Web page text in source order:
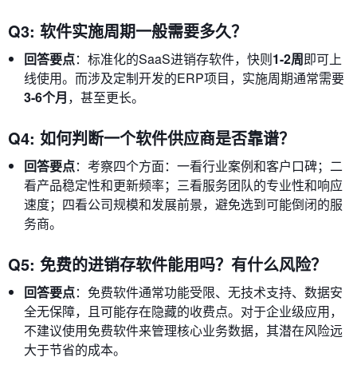
Q3: 软件实施周期一般需要多久？
回答要点：标准化的SaaS进销存软件，快则1-2周即可上
线使用。而涉及定制开发的ERP项目，实施周期通常需要
3-6个月，甚至更长。
Q4: 如何判断一个软件供应商是否靠谱？
回答要点：考察四个方面：一看行业案例和客户口碑；二
看产品稳定性和更新频率；三看服务团队的专业性和响应
速度；四看公司规模和发展前景，避免选到可能倒闭的服
务商。
Q5: 免费的进销存软件能用吗？有什么风险？
回答要点：免费软件通常功能受限、无技术支持、数据安
全无保障，且可能存在隐藏的收费点。对于企业级应用，
不建议使用免费软件来管理核心业务数据，其潜在风险远
大于节省的成本。